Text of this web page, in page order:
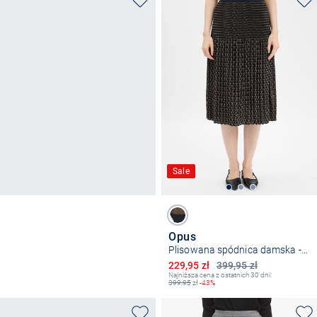
Sale
Opus
Plisowana spódnica damska - Ribane London
399,95 zł
Obniżona cena
229,95 zł
Najniższa cena z ostatnich 30 dni:
399,95zł-43%